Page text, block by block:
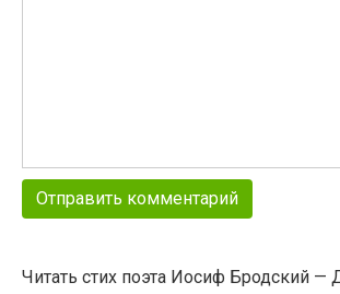
Читать стих поэта Иосиф Бродский —